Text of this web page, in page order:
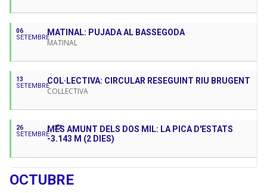
06
SETEMBRE
MATINAL: PUJADA AL BASSEGODA
MATINAL
13
SETEMBRE
COL·LECTIVA: CIRCULAR RESEGUINT RIU BRUGENT
COL·LECTIVA
26
SETEMBRE
27
MÉS AMUNT DELS DOS MIL: LA PICA D'ESTATS
-3.143 M (2 DIES)
OCTUBRE